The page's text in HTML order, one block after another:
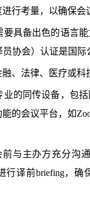
行考量，以确保会
具备出色的语言
协会）认证是国际
、法律、医疗或科
的同传设备，包
的会议平台，如
与主办方充分沟
行译前briefing，